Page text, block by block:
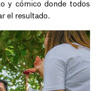
y cómico donde todos
el resultado.